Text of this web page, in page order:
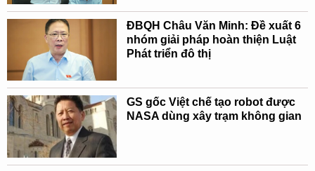
ĐBQH Châu Văn Minh: Đề xuất 6
nhóm giải pháp hoàn thiện Luật
Phát triển đô thị
GS gốc Việt chế tạo robot được
NASA dùng xây trạm không gian